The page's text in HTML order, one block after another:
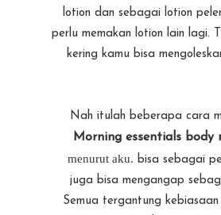
lotion dan sebagai lotion
perlu memakan lotion lain lagi.
kering kamu bisa
Nah itulah beberapa cara
Morning essentials body
menurut aku. bisa sebagai
juga bisa mengangap
Semua tergantung